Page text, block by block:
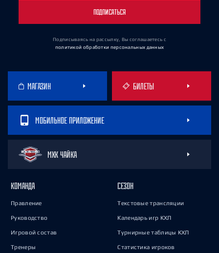
ПОДПИСАТЬСЯ
Подписываясь на рассылку, Вы соглашаетесь с
политикой обработки персональных данных
МАГАЗИН БИЛЕТЫ
МОБИЛЬНОЕ ПРИЛОЖЕНИЕ
МХК ЧАЙКА
КОМАНДА
Правление
Руководство
Игровой состав
Тренеры
СЕЗОН
Текстовые трансляции
Календарь игр КХЛ
Турнирные таблицы КХЛ
Статистика игроков